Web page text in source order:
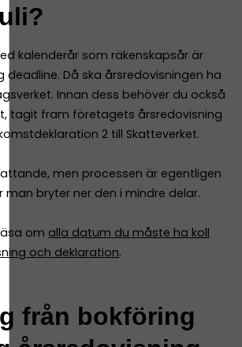
kalenderår som räkenskapsår är
deadline. Då ska årsredovisningen ha
Innan dess behöver du också
tagit fram företagets årsredovisning
2 till Skatteverket.
men processen är egentligen
man bryter ner den i mindre delar.
om alla datum du måste ha koll
och deklaration.
från bokföring